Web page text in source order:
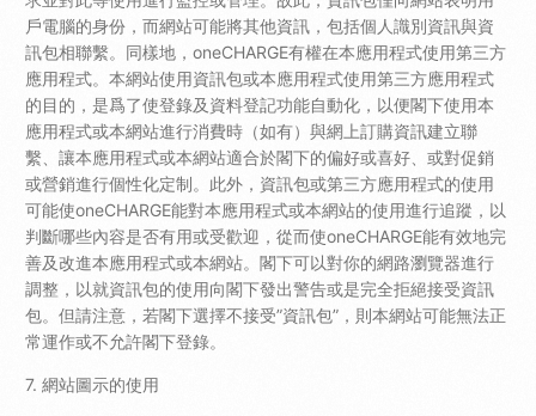
戶電腦的身份，而網站可能將其他資訊，包括個人識別資訊與資
訊包相聯繫。同樣地，oneCHARGE有權在本應用程式使用第三方
應用程式。本網站使用資訊包或本應用程式使用第三方應用程式
的目的，是爲了使登錄及資料登記功能自動化，以便閣下使用本
應用程式或本網站進行消費時（如有）與網上訂購資訊建立聯
繫、讓本應用程式或本網站適合於閣下的偏好或喜好、或對促銷
或營銷進行個性化定制。此外，資訊包或第三方應用程式的使用
可能使oneCHARGE能對本應用程式或本網站的使用進行追蹤，以
判斷哪些內容是否有用或受歡迎，從而使oneCHARGE能有效地完
善及改進本應用程式或本網站。閣下可以對你的網路瀏覽器進行
調整，以就資訊包的使用向閣下發出警告或是完全拒絕接受資訊
包。但請注意，若閣下選擇不接受”資訊包”，則本網站可能無法正
常運作或不允許閣下登錄。
7. 網站圖示的使用